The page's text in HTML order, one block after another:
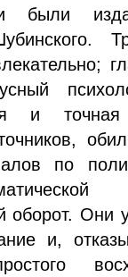
были
и точная
по
оборот. Они
и,